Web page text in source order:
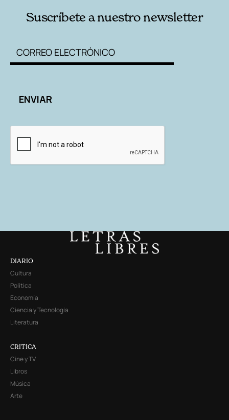
Suscríbete a nuestro newsletter
DIARIO
Cultura
Política
Economía
Ciencia y Tecnología
Literatura
CRITICA
Cine y TV
Libros
Música
Arte